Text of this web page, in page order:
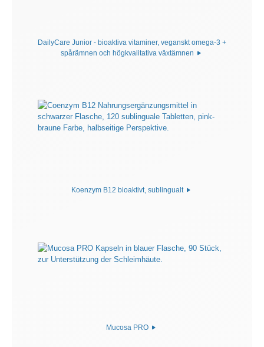
DailyCare Junior - bioaktiva vitaminer, veganskt omega-3 +
spårämnen och högkvalitativa växtämnen
Koenzym B12 bioaktivt, sublingualt
Mucosa PRO